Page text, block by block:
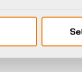
KICKSTAND FM
op nabestelling